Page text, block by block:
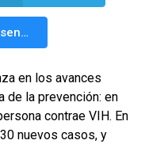
Messenger
en los avances
de la prevención: en
contrae VIH. En
nuevos casos, y